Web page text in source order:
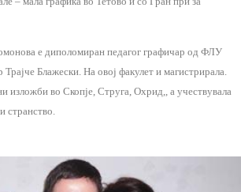
е диполомиран педагог графичар од ФЛУ
Трајче Блажески. На овој факулет и магистрирала.
изложби во Скопје, Струга, Охрид,, а учествувала
странство.